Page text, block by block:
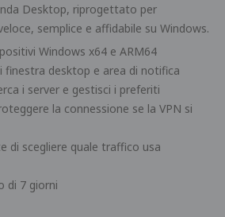
Desktop, riprogettato per
semplice e affidabile su Windows.
Windows x64 e ARM64
finestra desktop e area di notifica
i server e gestisci i preferiti
la connessione se la VPN si
di scegliere quale traffico usa
di 7 giorni